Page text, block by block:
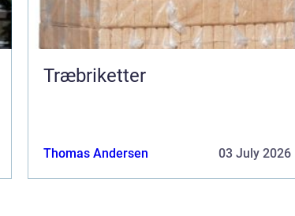
Træbriketter
Thomas Andersen 03 July 2026